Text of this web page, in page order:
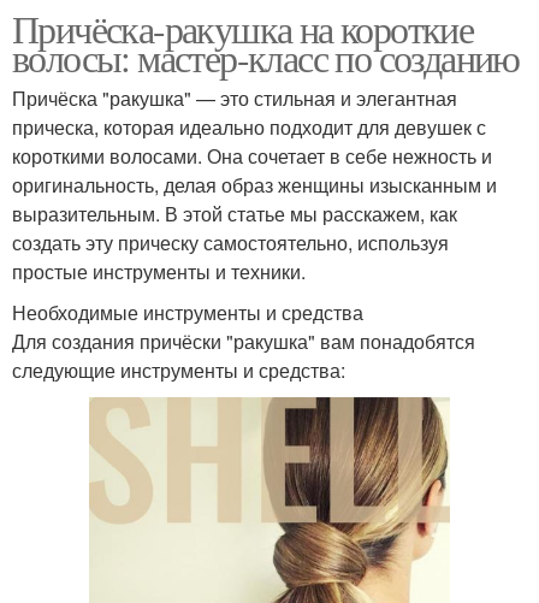
Причёска-ракушка на короткие
волосы: мастер-класс по созданию
Причёска "ракушка" — это стильная и элегантная
прическа, которая идеально подходит для девушек с
короткими волосами. Она сочетает в себе нежность и
оригинальность, делая образ женщины изысканным и
выразительным. В этой статье мы расскажем, как
создать эту прическу самостоятельно, используя
простые инструменты и техники.
Необходимые инструменты и средства
Для создания причёски "ракушка" вам понадобятся
следующие инструменты и средства: